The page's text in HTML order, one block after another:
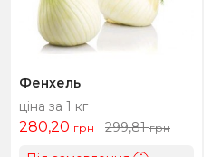
Фенхель
ціна за 1 кг
280,20 грн 299,81грн